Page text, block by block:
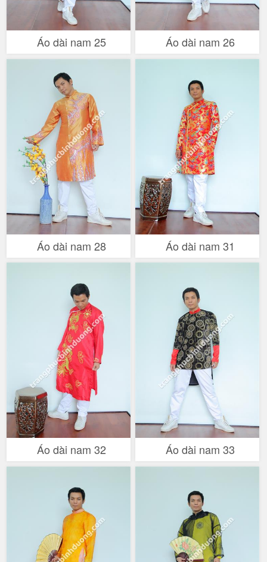
Áo dài nam 25 Áo dài nam 26
Áo dài nam 28 Áo dài nam 31
Áo dài nam 32 Áo dài nam 33